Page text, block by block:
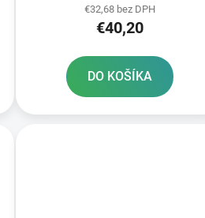
€32,68 bez DPH
€40,20
DO KOŠÍKA